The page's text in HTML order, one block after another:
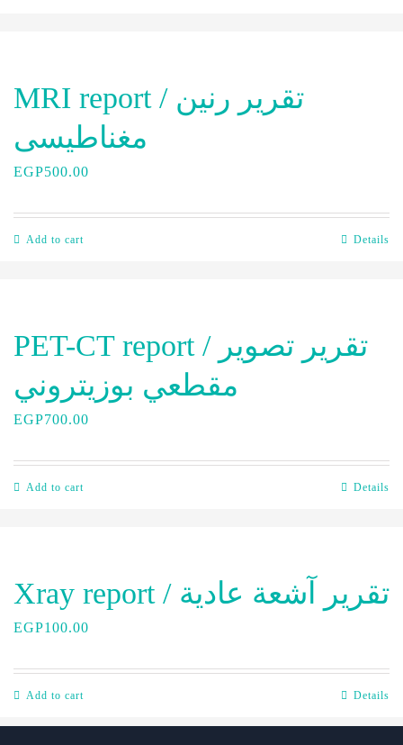
MRI report / تقرير رنين
مغناطيسى
EGP500.00
Add to cart Details
PET-CT report / تقرير تصوير
مقطعي بوزيتروني
EGP700.00
Add to cart Details
Xray report / تقرير آشعة عادية
EGP100.00
Add to cart Details